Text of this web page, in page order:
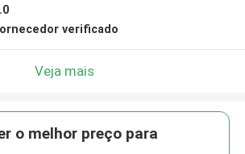
verificado
Veja mais
o melhor preço para